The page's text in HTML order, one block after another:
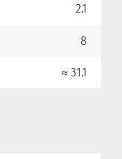
2.1
8
≈ 31.1